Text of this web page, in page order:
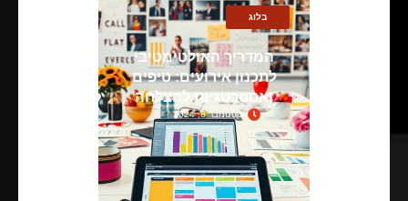
בלוג
המדריך האולטימטיבי
לתכנון אירועים: טיפים
ואסטרטגיות להצלחה
ספטמבר 8, 2024